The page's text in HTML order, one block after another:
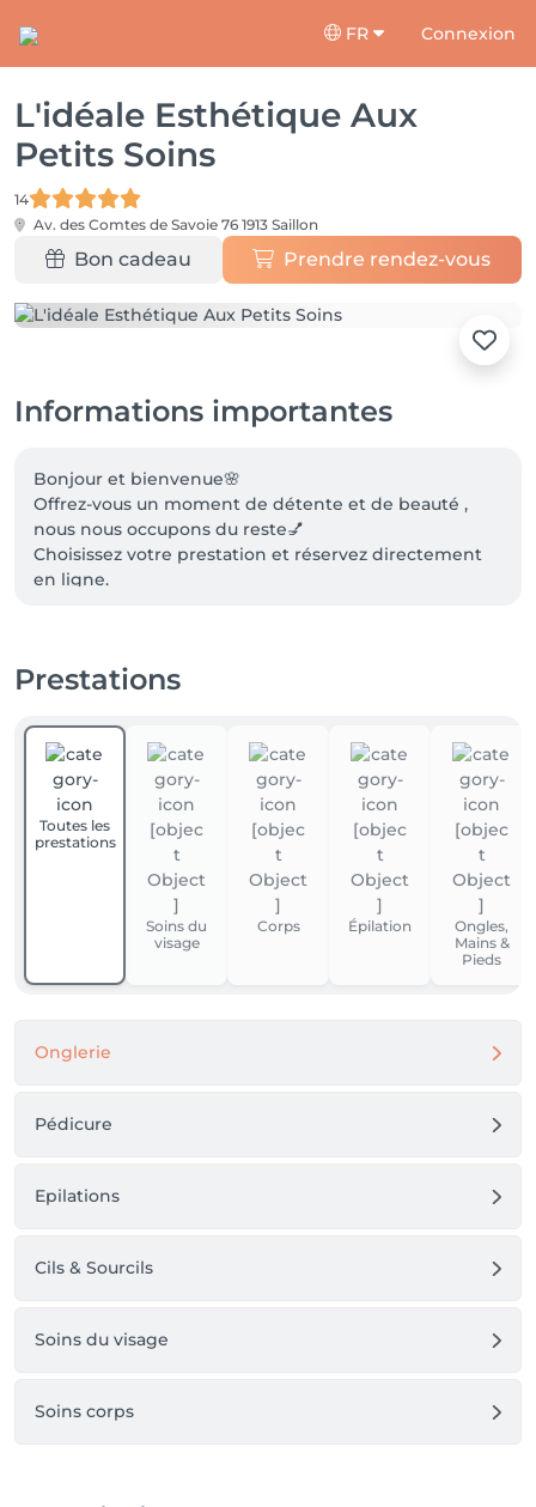
FR Connexion
L'idéale Esthétique Aux
Petits Soins
14
Av. des Comtes de Savoie 76 1913 Saillon
Bon cadeau Prendre rendez-vous
Informations importantes
Bonjour et bienvenue🌸
Offrez-vous un moment de détente et de beauté ,
nous nous occupons du reste💅
Choisissez votre prestation et réservez directement
en ligne.
Prestations
Toutes les
prestations
Soins du
visage
Corps Épilation
Ongles,
Mains &
Pieds
Onglerie
Pédicure
Epilations
Cils & Sourcils
Soins du visage
Soins corps